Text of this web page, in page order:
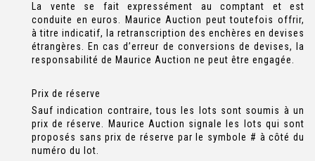
La vente se fait expressément au comptant et est
conduite en euros. Maurice Auction peut toutefois offrir,
à titre indicatif, la retranscription des enchères en devises
étrangères. En cas d’erreur de conversions de devises, la
responsabilité de Maurice Auction ne peut être engagée.
Prix de réserve
Sauf indication contraire, tous les lots sont soumis à un
prix de réserve. Maurice Auction signale les lots qui sont
proposés sans prix de réserve par le symbole # à côté du
numéro du lot.